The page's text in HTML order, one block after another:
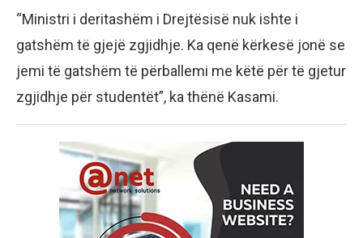
“Ministri i deritashëm i Drejtësisë nuk ishte i
gatshëm të gjejë zgjidhje. Ka qenë kërkesë jonë se
jemi të gatshëm të përballemi me këtë për të gjetur
zgjidhje për studentët”, ka thënë Kasami.